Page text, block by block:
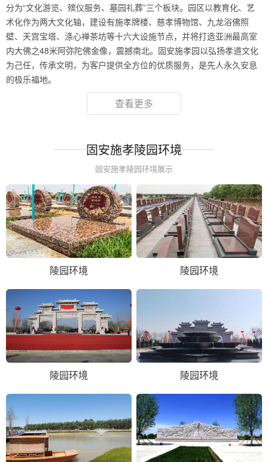
分为“文化游览、殡仪服务、墓园礼葬”三个板块。园区以教育化、艺
术化作为两大文化轴，建设有施孝牌楼、慈孝博物馆、九龙浴佛照
壁、天宫宝塔、涤心禅茶坊等十六大设施节点，并将打造亚洲最高室
内大佛之48米阿弥陀佛金像，震撼南北。固安施孝园以弘扬孝道文化
为己任，传承文明，为客户提供全方位的优质服务，是先人永久安息
的极乐福地。
查看更多
固安施孝陵园环境
固安施孝陵园环境展示
陵园环境 陵园环境
陵园环境 陵园环境